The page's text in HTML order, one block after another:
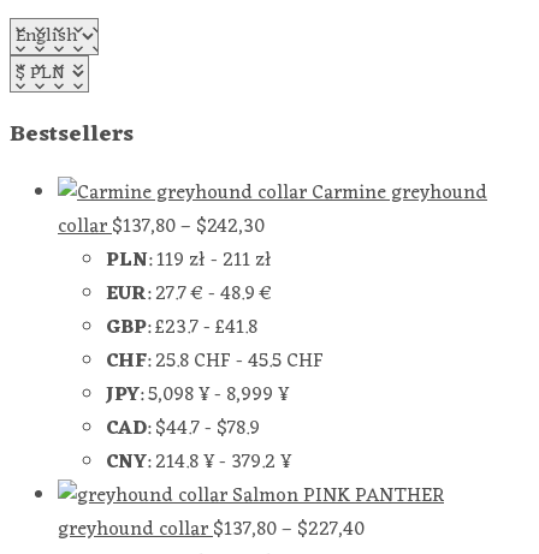
Bestsellers
Carmine greyhound
collar$137,80– $242,30
PLN:119 zł- 211 zł
EUR:27.7 €-48.9 €
GBP:£23.7-£41.8
CHF:25.8 CHF-45.5 CHF
JPY:5,098 ¥- 8,999 ¥
CAD:$44.7- $78.9
CNY:214.8 ¥- 379.2 ¥
Salmon PINK PANTHER
greyhound collar$137,80– $227,40